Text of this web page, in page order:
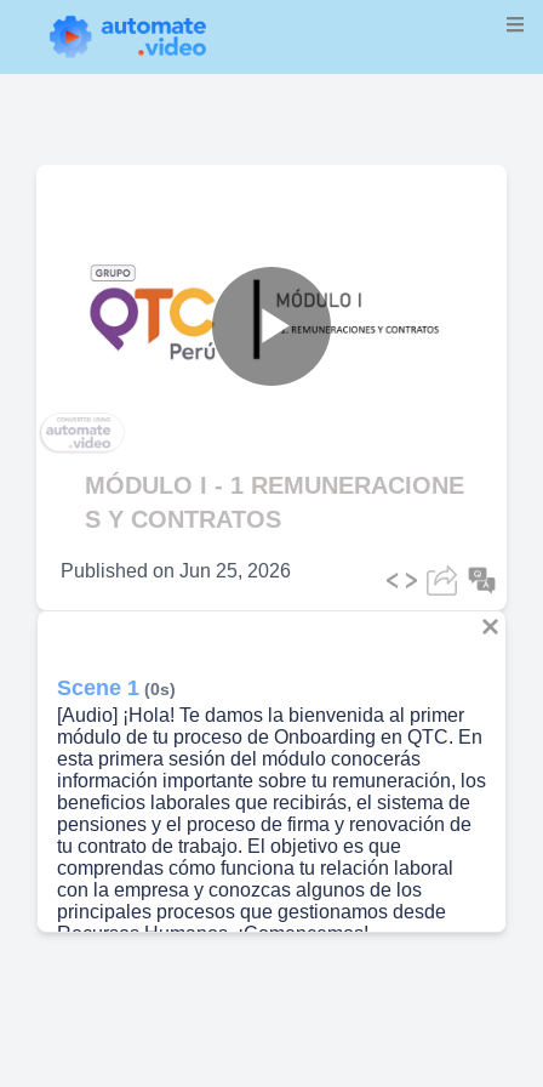
Play
Video
MÓDULO I - 1 REMUNERACIONE
S Y CONTRATOS
Published on Jun 25, 2026
Scene 1 (0s)
[Audio] ¡Hola! Te damos la bienvenida al primer
módulo de tu proceso de Onboarding en QTC. En
esta primera sesión del módulo conocerás
información importante sobre tu remuneración, los
beneficios laborales que recibirás, el sistema de
pensiones y el proceso de firma y renovación de
tu contrato de trabajo. El objetivo es que
comprendas cómo funciona tu relación laboral
con la empresa y conozcas algunos de los
principales procesos que gestionamos desde
Recursos Humanos. ¡Comencemos!.